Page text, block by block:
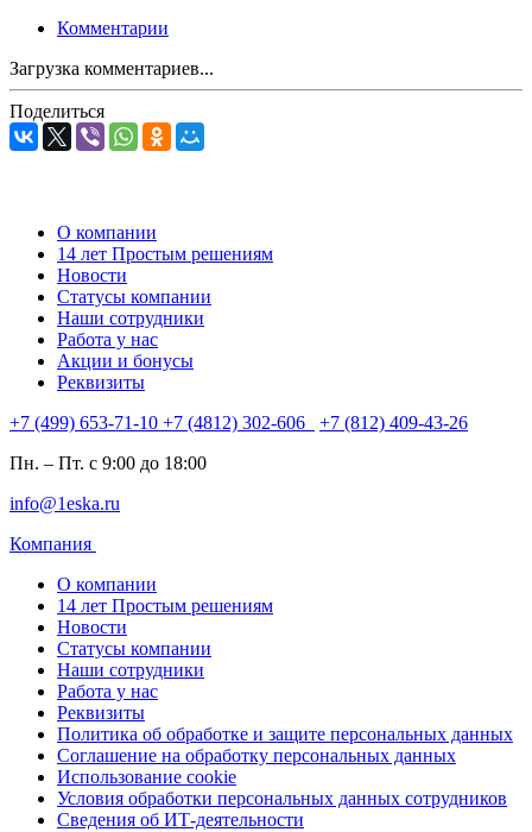
Комментарии
Загрузка комментариев...
Поделиться
О компании
14 лет Простым решениям
Новости
Статусы компании
Наши сотрудники
Работа у нас
Акции и бонусы
Реквизиты
+7 (499) 653-71-10 +7 (4812) 302-606
+7 (812) 409-43-26
Пн. – Пт. с 9:00 до 18:00
info@1eska.ru
Компания
О компании
14 лет Простым решениям
Новости
Статусы компании
Наши сотрудники
Работа у нас
Реквизиты
Политика об обработке и защите персональных данных
Соглашение на обработку персональных данных
Использование cookie
Условия обработки персональных данных сотрудников
Сведения об ИТ-деятельности